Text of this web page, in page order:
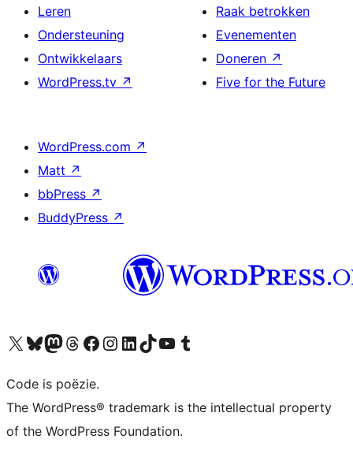
Leren
Ondersteuning
Ontwikkelaars
WordPress.tv ↗
Raak betrokken
Evenementen
Doneren ↗
Five for the Future
WordPress.com ↗
Matt ↗
bbPress ↗
BuddyPress ↗
Bezoek ons X (voorheen Twitter) account
Bezoek ons Bluesky account
Bezoek ons Mastodon account
Bezoek ons Threads account
Onze Facebook pagina bezoeken
Bezoek ons Instagram account
Bezoek ons LinkedIn account
Bezoek ons TikTok account
Bezoek ons YouTube kanaalBezoek ons Tumblr account
Code is poëzie.
The WordPress® trademark is the intellectual property
of the WordPress Foundation.